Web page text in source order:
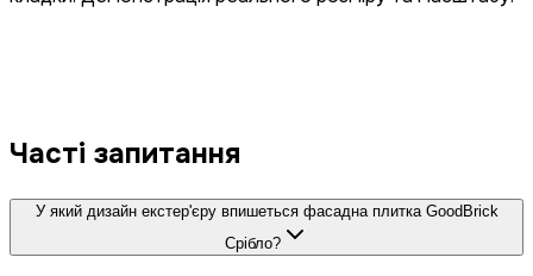
Часті запитання
У який дизайн екстер'єру впишеться фасадна плитка GoodBrick
Срібло?